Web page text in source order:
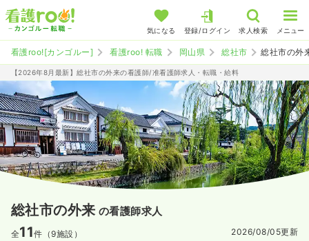
気になる 登録/ログイン 求人検索 メニュー
看護roo![カンゴルー] 看護roo! 転職 岡山県 総社市 総社市の外
【2026年8月最新】総社市の外来の看護師/准看護師求人・転職・給料
総社市の外来 の看護師求人
全11件（9施設） 2026/08/05更新